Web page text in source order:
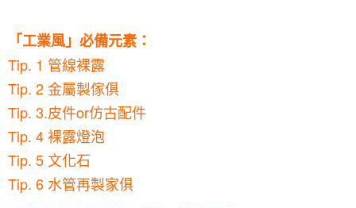
「工業風」必備元素：
Tip. 1 管線裸露
Tip. 2 金屬製傢俱
Tip. 3.皮件or仿古配件
Tip. 4 裸露燈泡
Tip. 5 文化石
Tip. 6 水管再製家俱